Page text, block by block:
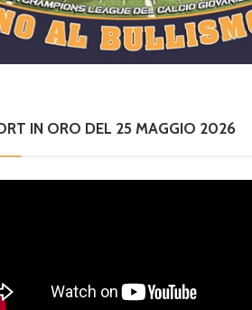
IN ORO DEL 25 MAGGIO 2026